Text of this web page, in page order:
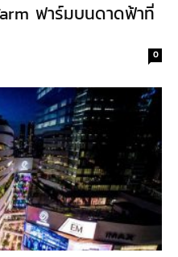
ฟาร์มบนดาดฟ้าที่
0